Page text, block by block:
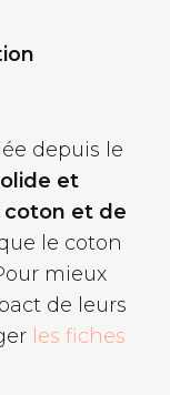
depuis le
et
coton et de
le coton
mieux
de leurs
les fiches